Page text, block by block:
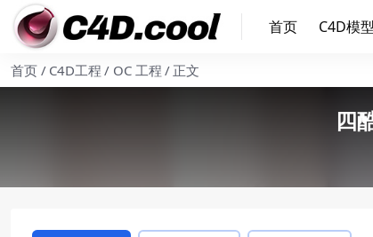
首页 C4D模型
首页 C4D工程 OC 工程 正文
四